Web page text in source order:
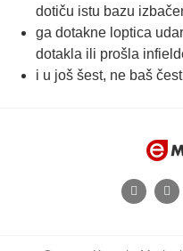
dotiču istu bazu
ga dotakne loptica
dotakla ili prošla
i u još šest, ne baš